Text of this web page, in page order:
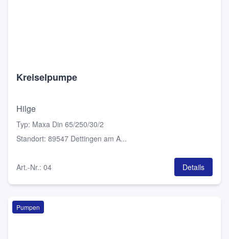
Kreiselpumpe
Hilge
Typ: Maxa Din 65/250/30/2
Standort: 89547 Dettingen am A...
Art.-Nr.: 04 Details
Pumpen